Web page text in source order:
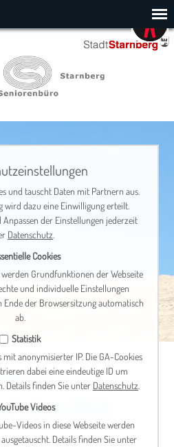
einen Blick
und tauscht Daten mit Partnern aus.
wird dazu eine Einwilligung erteilt.
der Einstellungen jederzeit
Datenschutz
Cookies
Grundfunktionen der Webseite
und individuelle Einstellungen
Ende der Browsersitzung automatisch
ab.
Statistik
anonymisierter IP. Die GA-Cookies
dabei eine eindeutige ID um
Details finden Sie unter Datenschutz
Videos
Videos in diese Webseite werden
Details finden Sie unter